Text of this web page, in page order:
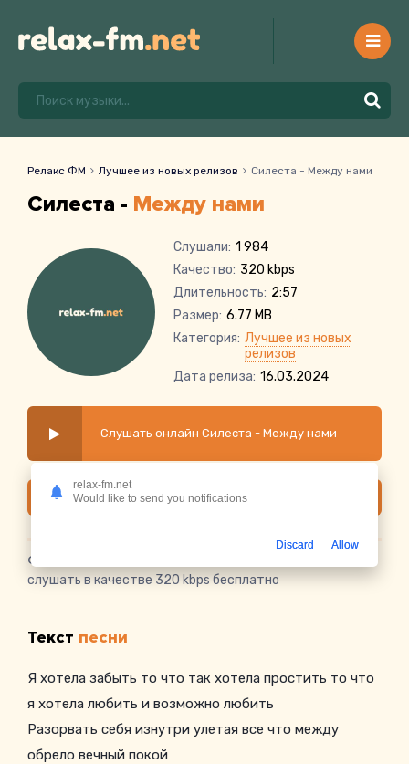
Релакс ФМ Лучшее из новых релизов Силеста - Между нами
Силеста - Между нами
Слушали: 1 984
Качество: 320 kbps
Длительность: 2:57
Размер: 6.77 MB
Категория: Лучшее из новых
релизов
Дата релиза: 16.03.2024
Слушать онлайн Силеста - Между нами
Скачать
Скачать песню Силеста - Между нами
слушать в качестве 320 kbps бесплатно
Текст песни
Я хотела забыть то что так хотела простить то что
я хотела любить и возможно любить
Разорвать себя изнутри улетая все что между
обрело вечный покой
relax-fm.net
Would like to send you notifications
Discard Allow